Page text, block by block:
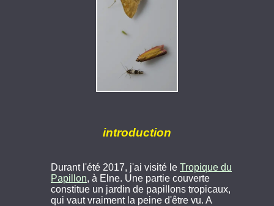
introduction
Durant l'été 2017, j'ai visité le Tropique du
Papillon, à Elne. Une partie couverte
constitue un jardin de papillons tropicaux,
qui vaut vraiment la peine d'être vu. A